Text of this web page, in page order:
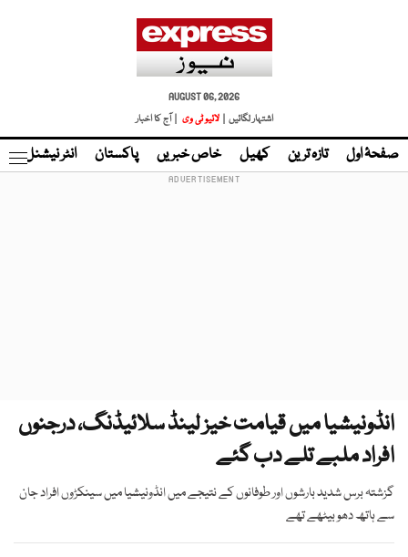
AUGUST 06, 2026
اشتہار لگائیں |
لائیو ٹی وی | آج کا اخبار
صفحۂ اول تازہ ترین کھیل خاص خبریں پاکستان انٹر نیشنل
انڈونیشیا میں قیامت خیز لینڈ سلائیڈنگ، درجنوں
افراد ملبے تلے دب گئے
گزشتہ برس شدید بارشوں اور طوفانوں کے نتیجے میں انڈونیشیا میں سینکڑوں افراد جان
سے ہاتھ دھو بیٹھے تھے